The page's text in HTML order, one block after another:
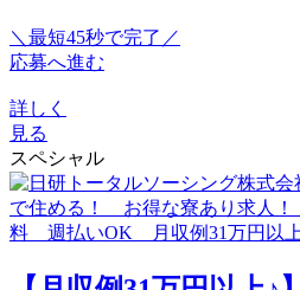
＼最短45秒で完了／
応募へ進む
詳しく
見る
スペシャル